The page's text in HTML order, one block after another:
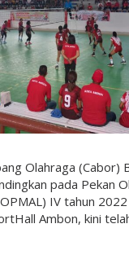
P
O
P
M
A
L
I
V
,
I
4
T
i
m
P
Olahraga (Cabor)
pada Pekan
IV tahun
Ambon, kini